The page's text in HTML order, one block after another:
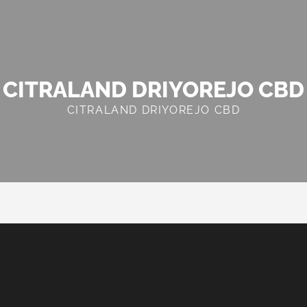
CITRALAND DRIYOREJO CBD
CITRALAND DRIYOREJO CBD